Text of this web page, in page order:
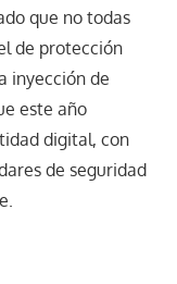
que no todas
de protección
inyección de
este año
digital, con
de seguridad